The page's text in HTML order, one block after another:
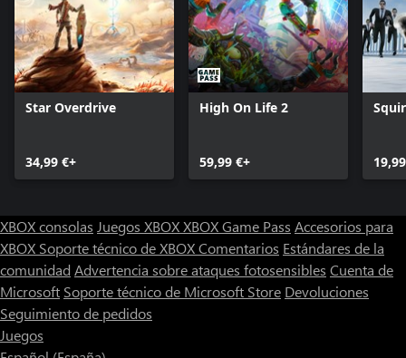
Star Overdrive
34,99 €+
High On Life 2
59,99 €+
XBOX consolas Juegos XBOXXBOX Game Pass Accesorios para
XBOX Soporte técnico de XBOXComentarios Estándares de la
comunidad Advertencia sobre ataques fotosensibles Cuenta de
Microsoft Soporte técnico de Microsoft Store Devoluciones
Seguimiento de pedidos
Juegos